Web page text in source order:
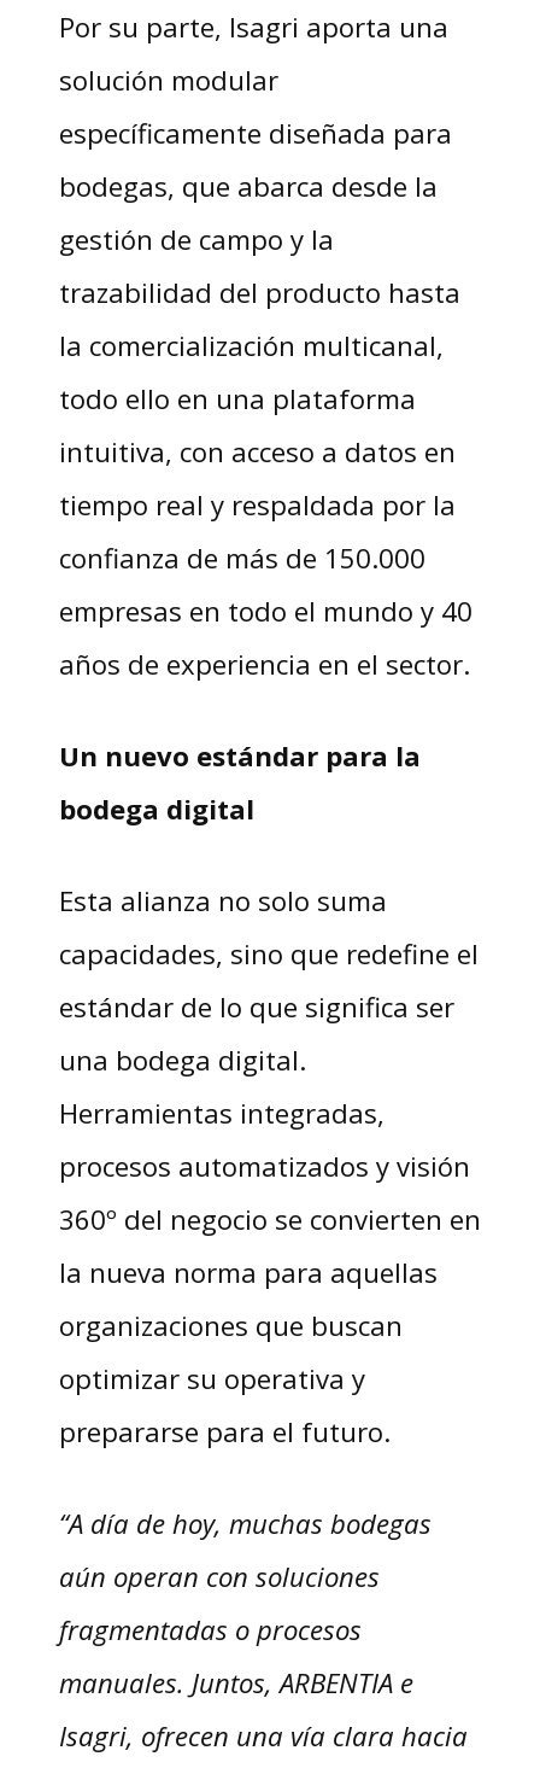
Por su parte, Isagri aporta una
solución modular
específicamente diseñada para
bodegas, que abarca desde la
gestión de campo y la
trazabilidad del producto hasta
la comercialización multicanal,
todo ello en una plataforma
intuitiva, con acceso a datos en
tiempo real y respaldada por la
confianza de más de 150.000
empresas en todo el mundo y 40
años de experiencia en el sector.
Un nuevo estándar para la
bodega digital
Esta alianza no solo suma
capacidades, sino que redefine el
estándar de lo que significa ser
una bodega digital.
Herramientas integradas,
procesos automatizados y visión
360º del negocio se convierten en
la nueva norma para aquellas
organizaciones que buscan
optimizar su operativa y
prepararse para el futuro.
“A día de hoy, muchas bodegas
aún operan con soluciones
fragmentadas o procesos
manuales. Juntos, ARBENTIA e
Isagri, ofrecen una vía clara hacia